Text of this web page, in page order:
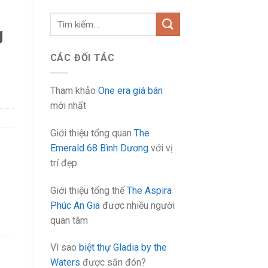
Tìm
kiếm:
CÁC ĐỐI TÁC
Tham khảo One era giá bán
mới nhất
Giới thiệu tổng quan The
Emerald 68 Bình Dươngvới vị
trí đẹp
Giới thiệu tổng thểThe Aspira
Phúc An Giađược nhiều người
quan tâm
Vì sao biệt thự Gladia by the
Waters được săn đón?